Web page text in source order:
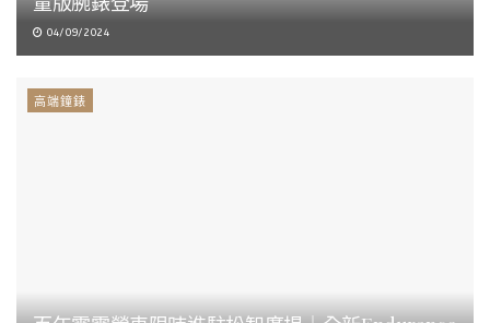
04/09/2024
高端鐘錶